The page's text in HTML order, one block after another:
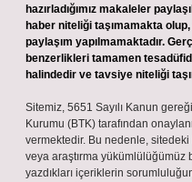
hazırladığımız makaleler
haber niteliği taşımamakta
paylaşım yapılmamaktadır.
benzerlikleri tamamen
halindedir ve tavsiye niteliği
Sitemiz, 5651 Sayılı Kanun
Kurumu (BTK) tarafından
vermektedir. Bu nedenle,
veya araştırma yükümlülüğümüz
yazdıkları içeriklerin